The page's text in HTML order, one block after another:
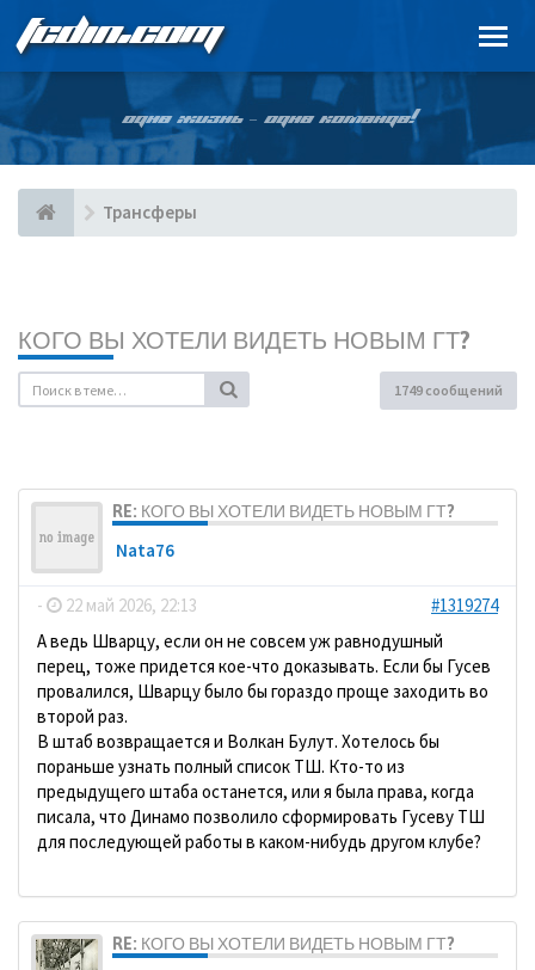
FCDIN.COM
ОДНА ЖИЗНЬ – ОДНА КОМАНДА!
Трансферы
КОГО ВЫ ХОТЕЛИ ВИДЕТЬ НОВЫМ ГТ?
1749 сообщений
RE: КОГО ВЫ ХОТЕЛИ ВИДЕТЬ НОВЫМ ГТ?
Nata76
- 22 май 2026, 22:13
#1319274
А ведь Шварцу, если он не совсем уж равнодушный
перец, тоже придется кое-что доказывать. Если бы Гусев
провалился, Шварцу было бы гораздо проще заходить во
второй раз.
В штаб возвращается и Волкан Булут. Хотелось бы
пораньше узнать полный список ТШ. Кто-то из
предыдущего штаба останется, или я была права, когда
писала, что Динамо позволило сформировать Гусеву ТШ
для последующей работы в каком-нибудь другом клубе?
RE: КОГО ВЫ ХОТЕЛИ ВИДЕТЬ НОВЫМ ГТ?